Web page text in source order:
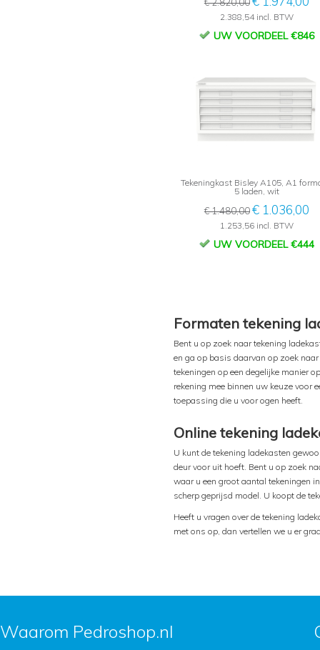
2.388,54 incl. BTW
UW VOORDEEL €846
Tekeningkast Bisley A105, A1
5 laden, wit
€ 1.480,00€ 1.036,00
1.253,56 incl. BTW
UW VOORDEEL €444
Formaten tekening
Bent u op zoek naar tekening
en ga op basis daarvan op zoek
tekeningen op een degelijke manier
rekening mee binnen uw keuze voor
toepassing die u voor ogen heeft.
Online tekening
U kunt de tekening ladekasten
deur voor uit hoeft. Bent u op zoek
waar u een groot aantal tekeningen
scherp geprijsd model. U koopt de
Heeft u vragen over de tekening
met ons op, dan vertellen we u er
Waarom Pedroshop.nl